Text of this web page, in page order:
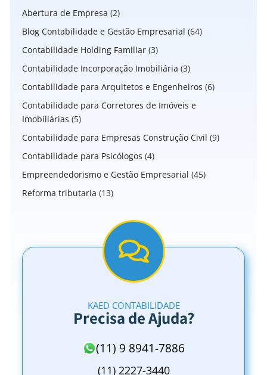
Abertura de Empresa (2)
Blog Contabilidade e Gestão Empresarial (64)
Contabilidade Holding Familiar (3)
Contabilidade Incorporação Imobiliária (3)
Contabilidade para Arquitetos e Engenheiros (6)
Contabilidade para Corretores de Imóveis e
Imobiliárias (5)
Contabilidade para Empresas Construção Civil (9)
Contabilidade para Psicólogos (4)
Empreendedorismo e Gestão Empresarial (45)
Reforma tributaria (13)
KAED CONTABILIDADE
Precisa de Ajuda?
(11) 9 8941-7886
(11) 2227-3440